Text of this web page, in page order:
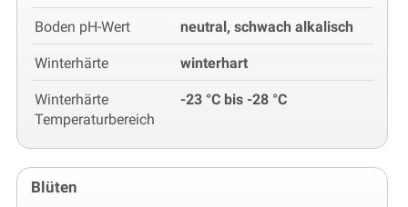
Boden pH-Wert neutral, schwach alkalisch
Winterhärte winterhart
Winterhärte
Temperaturbereich
-23 °C bis -28 °C
Blüten